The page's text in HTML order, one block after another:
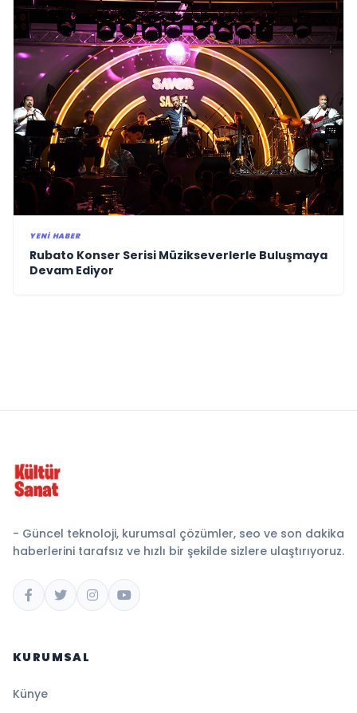
YENI HABER
Rubato Konser Serisi Müzikseverlerle Buluşmaya
Devam Ediyor
- Güncel teknoloji, kurumsal çözümler, seo ve son dakika
haberlerini tarafsız ve hızlı bir şekilde sizlere ulaştırıyoruz.
KURUMSAL
Künye